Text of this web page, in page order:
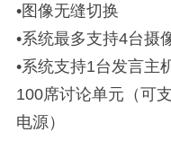
•图像无缝切换
•系统最多支持4台摄
•系统支持1台发言主
100席讨论单元（可
电源）